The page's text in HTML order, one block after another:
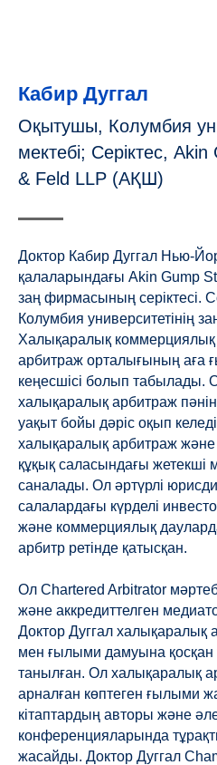
Кабир Дуггал
Оқытушы, Колумбия
мектебі; Серіктес,
& Feld LLP (АҚШ)
Доктор Кабир Дуггал Нью-
қалаларындағы Akin Gump
заң фирмасының серіктесі.
Колумбия университетінің
Халықаралық
арбитраж орталығының аға
кеңесшісі болып табылады.
халықаралық арбитраж
уақыт бойы дәріс оқып
халықаралық арбитраж
құқық саласындағы жетекші
саналады. Ол әртүрлі
салалардағы күрделі
және коммерциялық
арбитр ретінде қатысқан.
Ол Chartered Arbitrator
және аккредиттелген
Доктор Дуггал халықаралық
мен ғылыми дамуына қосқан
танылған. Ол халықаралық
арналған көптеген ғылыми
кітаптардың авторы және
конференцияларында
жасайды. Доктор Дуггал